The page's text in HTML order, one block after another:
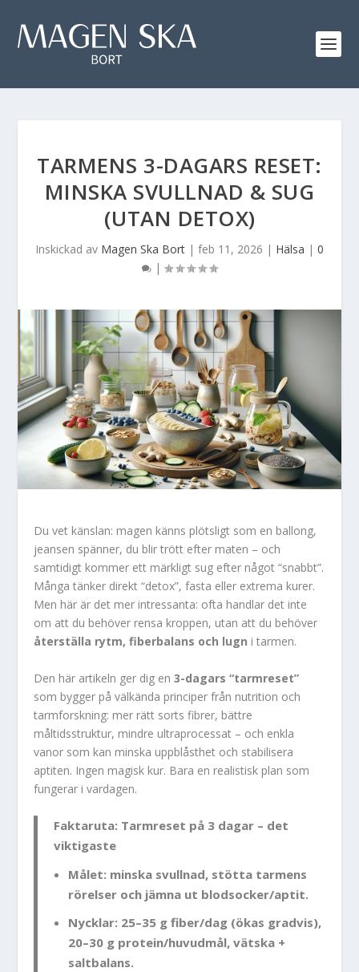
TARMENS 3-DAGARS RESET:
MINSKA SVULLNAD & SUG
(UTAN DETOX)
Inskickad av Magen Ska Bort | feb 11, 2026 | Hälsa | 0
|
Du vet känslan: magen känns plötsligt som en ballong,
jeansen spänner, du blir trött efter maten – och
samtidigt kommer ett märkligt sug efter något “snabbt”.
Många tänker direkt “detox”, fasta eller extrema kurer.
Men här är det mer intressanta: ofta handlar det inte
om att du behöver rensa kroppen, utan att du behöver
återställa rytm, fiberbalans och lugn i tarmen.
Den här artikeln ger dig en3-dagars “tarmreset”
som bygger på välkända principer från nutrition och
tarmforskning: mer rätt sorts fibrer, bättre
måltidsstruktur, mindre ultraprocessat – och enkla
vanor som kan minska uppblåsthet och stabilisera
aptiten. Ingen magisk kur. Bara en realistisk plan som
fungerar i vardagen.
Faktaruta: Tarmreset på 3 dagar – det
viktigaste
Målet: minska svullnad, stötta tarmens
rörelser och jämna ut blodsocker/aptit.
Nycklar: 25–35 g fiber/dag (ökas gradvis),
20–30 g protein/huvudmål, vätska +
saltbalans.